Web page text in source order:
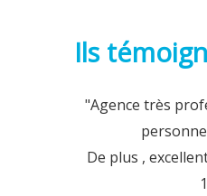
Ils
"Agence très
De plus ,